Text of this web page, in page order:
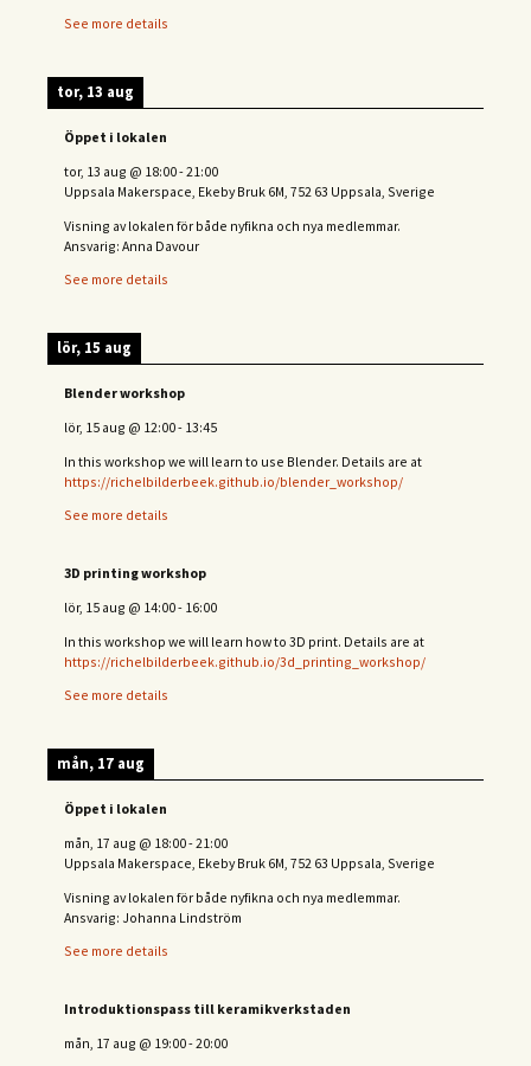
See more details
tor, 13 aug
Öppet i lokalen
tor, 13 aug @ 18:00-21:00
Uppsala Makerspace, Ekeby Bruk 6M, 752 63 Uppsala, Sverige
Visning av lokalen för både nyfikna och nya medlemmar.
Ansvarig: Anna Davour
See more details
lör, 15 aug
Blender workshop
lör, 15 aug @ 12:00- 13:45
In this workshop we will learn to use Blender. Details are at
https://richelbilderbeek.github.io/blender_workshop/
See more details
3D printing workshop
lör, 15 aug @ 14:00- 16:00
In this workshop we will learn how to 3D print. Details are at
https://richelbilderbeek.github.io/3d_printing_workshop/
See more details
mån, 17 aug
Öppet i lokalen
mån, 17 aug @ 18:00-21:00
Uppsala Makerspace, Ekeby Bruk 6M, 752 63 Uppsala, Sverige
Visning av lokalen för både nyfikna och nya medlemmar.
Ansvarig: Johanna Lindström
See more details
Introduktionspass till keramikverkstaden
mån, 17 aug @ 19:00-20:00